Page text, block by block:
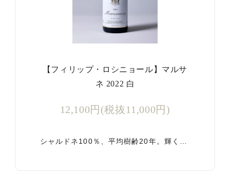
【フィリップ・ロシニョール】マルサ
ネ 2022 白
12,100円(税抜11,000円)
シャルドネ100％、平均樹齢20年。輝く…